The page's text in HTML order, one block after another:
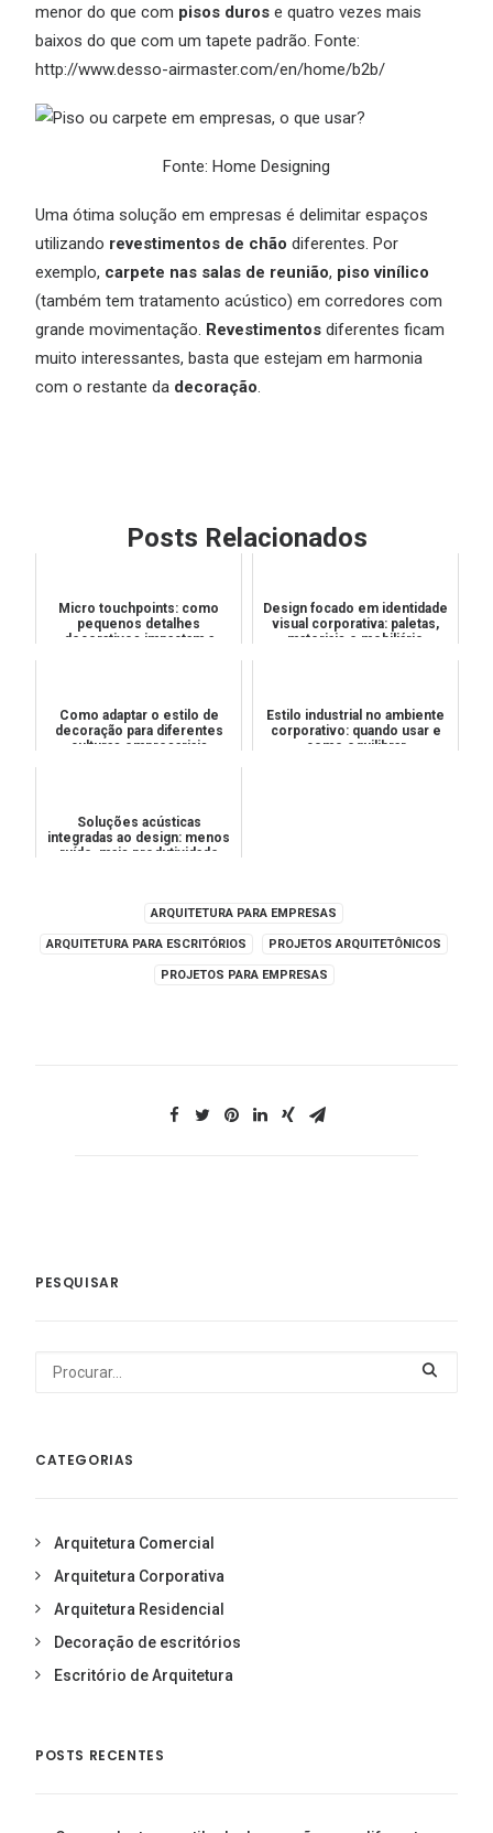
menor do que com pisos duros e quatro vezes mais
baixos do que com um tapete padrão. Fonte:
http://www.desso-airmaster.com/en/home/b2b/
Fonte: Home Designing
Uma ótima solução em empresas é delimitar espaços
utilizando revestimentos de chão diferentes. Por
exemplo, carpete nas salas de reunião, piso vinílico
(também tem tratamento acústico) em corredores com
grande movimentação. Revestimentos diferentes ficam
muito interessantes, basta que estejam em harmonia
com o restante da decoração.
Posts Relacionados
Micro touchpoints: como
pequenos detalhes
decorativos impactam a
Design focado em identidade
visual corporativa: paletas,
materiais e mobiliário
Como adaptar o estilo de
decoração para diferentes
culturas empresariais
Estilo industrial no ambiente
corporativo: quando usar e
como equilibrar
Soluções acústicas
integradas ao design: menos
ruído, mais produtividade
ARQUITETURA PARA EMPRESAS
ARQUITETURA PARA ESCRITÓRIOS PROJETOS ARQUITETÔNICOS
PROJETOS PARA EMPRESAS
PESQUISAR
CATEGORIAS
Arquitetura Comercial
Arquitetura Corporativa
Arquitetura Residencial
Decoração de escritórios
Escritório de Arquitetura
POSTS RECENTES